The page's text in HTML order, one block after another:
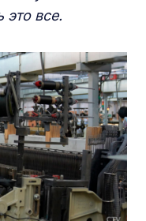
это все.